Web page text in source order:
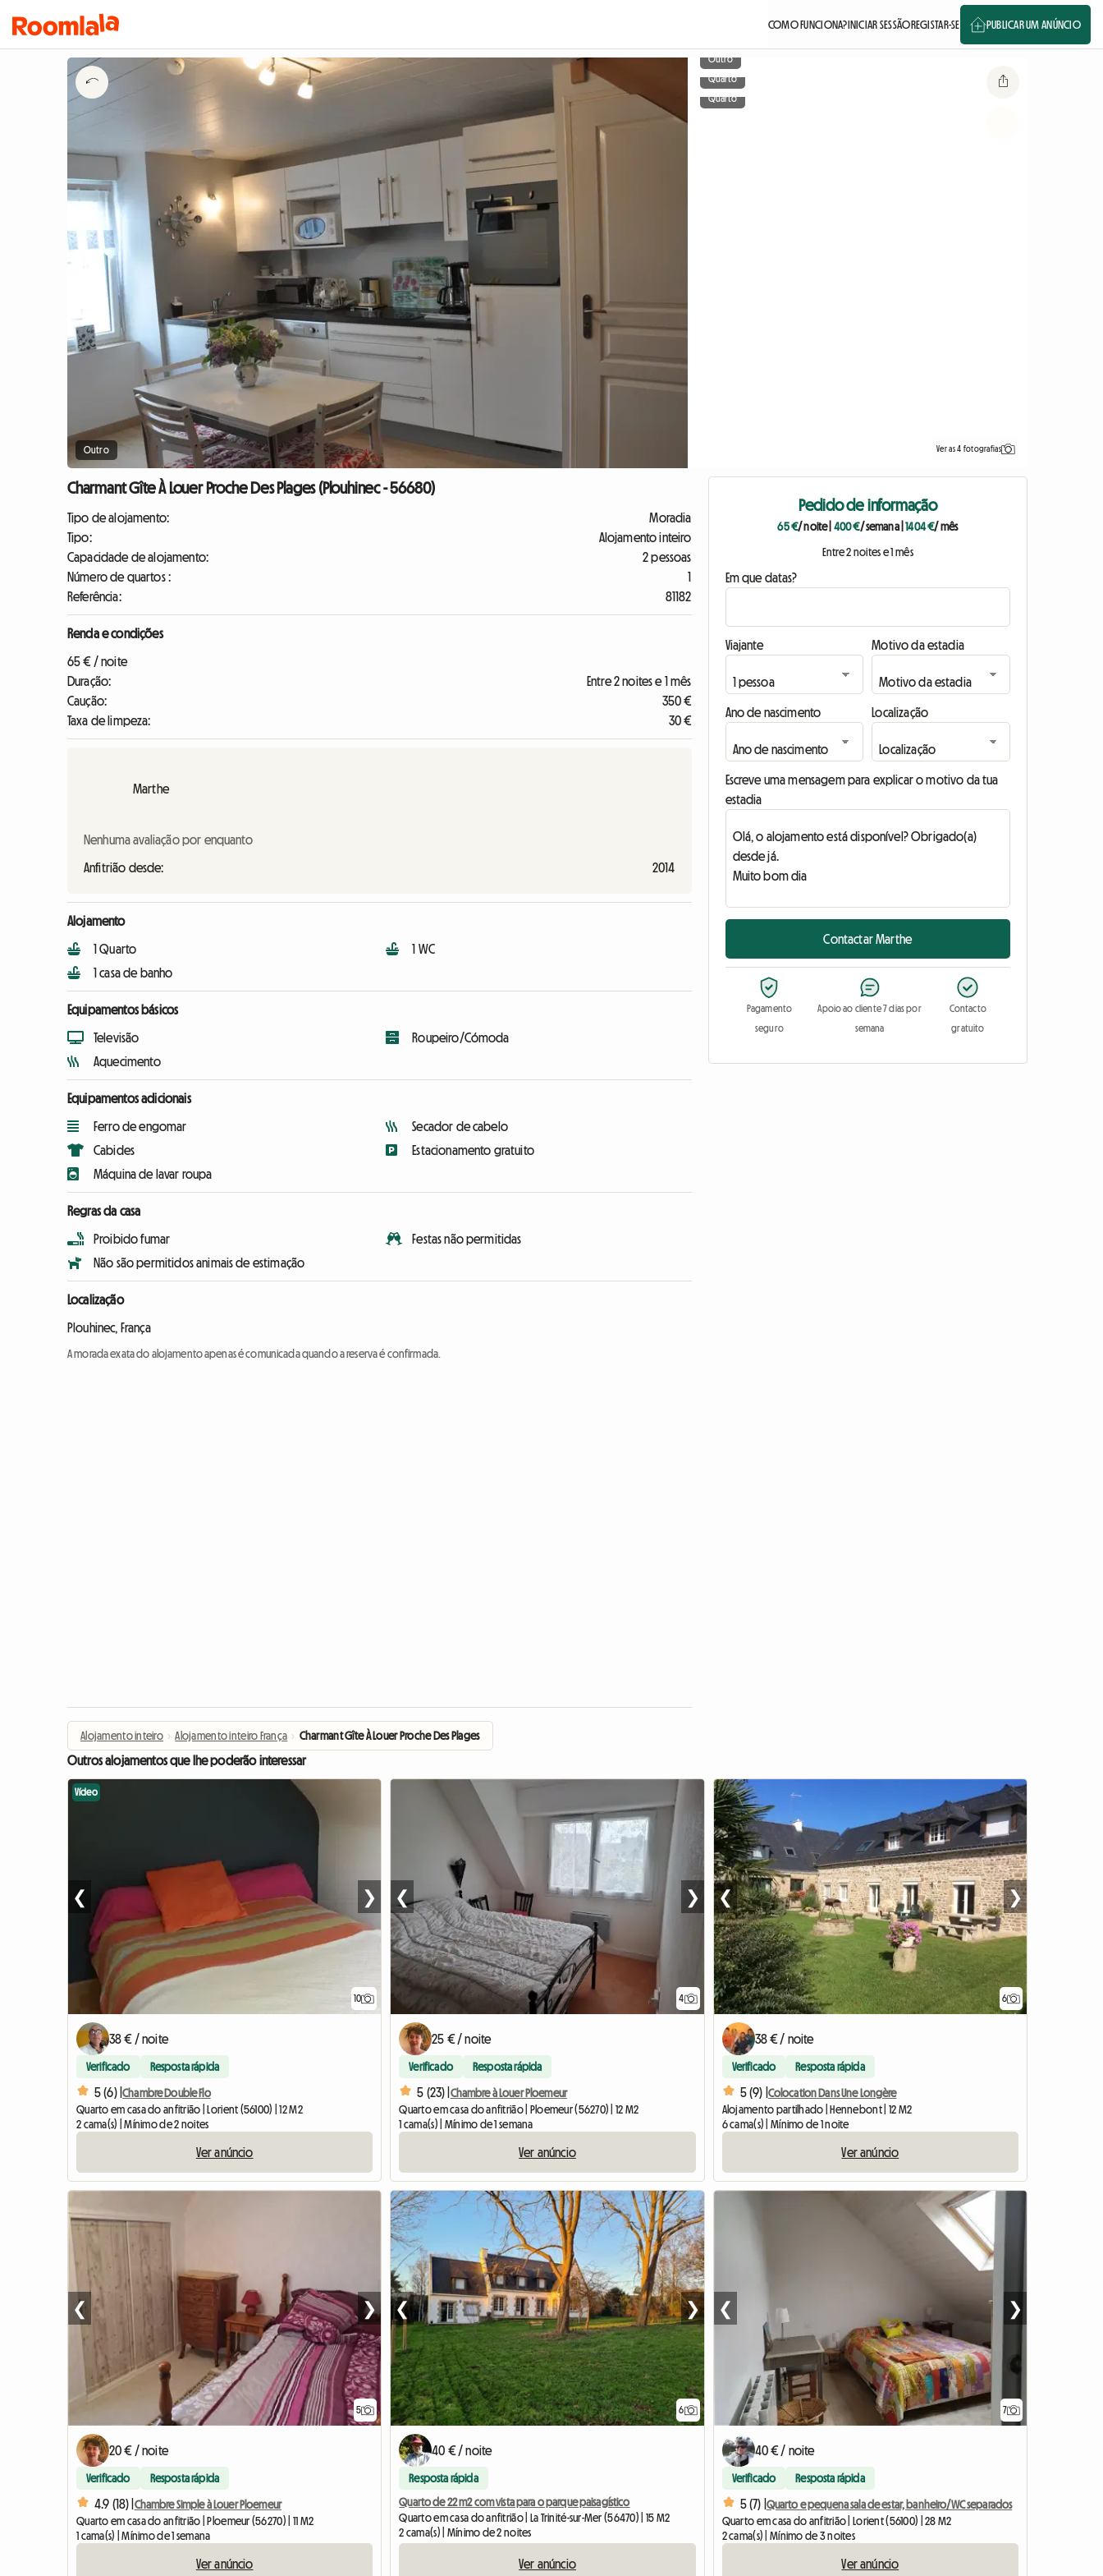
COMO FUNCIONA?INICIAR SESSÃOREGISTAR-SE PUBLICAR UM ANÚNCIO
Outro
Outro
Quarto
Quarto
Ver as 4 fotografias
Charmant Gîte À Louer Proche Des Plages (Plouhinec - 56680)
Tipo de alojamento:
Moradia
Tipo:
Alojamento inteiro
Capacidade de alojamento:
2 pessoas
Número de quartos :
1
Referência:
81182
Renda e condições
65 € / noite
Duração:
Entre 2 noites e 1 mês
Caução:
350 €
Taxa de limpeza:
30 €
Marthe
Nenhuma avaliação por enquanto
Anfitrião desde: 2014
Alojamento
1 Quarto
1 casa de banho
1 WC
Equipamentos básicos
Televisão
Aquecimento
Roupeiro/Cómoda
Equipamentos adicionais
Ferro de engomar
Cabides
Máquina de lavar roupa
Secador de cabelo
Estacionamento gratuito
Regras da casa
Proibido fumar
Não são permitidos animais de estimação
Festas não permitidas
Localização
Plouhinec, França
A morada exata do alojamento apenas é comunicada quando a reserva é confirmada.
Pedido de informação
65 €/ noite| 400 €/ semana|1404 €/ mês
Entre 2 noites e 1 mês
Em que datas?
Viajante Motivo da estadia
Ano de nascimento Localização
Escreve uma mensagem para explicar o motivo da tua
estadia
Contactar Marthe
Pagamento
seguro
Apoio ao cliente 7 dias por
semana
Contacto
gratuito
Alojamento inteiro › Alojamento inteiro França › Charmant Gîte À Louer Proche Des Plages
Outros alojamentos que lhe poderão interessar
10
Vídeo
❮ ❯
38 € / noite
Verificado Resposta rápida
5 (6) |Chambre Double Flo
Quarto em casa do anfitrião | Lorient (56100) | 12 M2
2 cama(s) | Mínimo de 2 noites
Ver anúncio
4
❮ ❯
25 € / noite
Verificado Resposta rápida
5 (23) | Chambre à Louer Ploemeur
Quarto em casa do anfitrião | Ploemeur (56270) | 12 M2
1 cama(s) | Mínimo de 1 semana
Ver anúncio
6
❮ ❯
38 € / noite
Verificado Resposta rápida
5 (9) | Colocation Dans Une Longère
Alojamento partilhado | Hennebont | 12 M2
6 cama(s) | Mínimo de 1 noite
Ver anúncio
5
❮ ❯
20 € / noite
Verificado Resposta rápida
4.9 (18) | Chambre Simple à Louer Ploemeur
Quarto em casa do anfitrião | Ploemeur (56270) | 11 M2
1 cama(s) | Mínimo de 1 semana
Ver anúncio
6
❮ ❯
40 € / noite
Resposta rápida
Quarto de 22 m2 com vista para o parque paisagístico
Quarto em casa do anfitrião | La Trinité-sur-Mer (56470) | 15 M2
2 cama(s) | Mínimo de 2 noites
Ver anúncio
7
❮ ❯
40 € / noite
Verificado Resposta rápida
5 (7) | Quarto e pequena sala de estar, banheiro/WC separados
Quarto em casa do anfitrião | Lorient (56100) | 28 M2
2 cama(s) | Mínimo de 3 noites
Ver anúncio